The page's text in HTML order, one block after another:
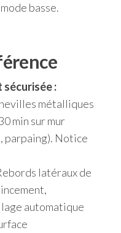
basse.
:
métalliques
min sur mur
parpaing). Notice
latéraux de
automatique